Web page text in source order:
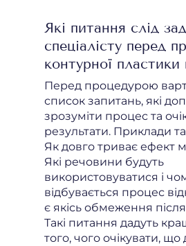
Які питання слід
спеціалісту перед
контурної пластики
Перед процедурою
список запитань, які
зрозуміти процес та
результати. Приклади
Як довго триває ефект
Які речовини будуть
використовуватися і
відбувається процес
є якісь обмеження
Такі питання дадуть
того, чого очікувати, що